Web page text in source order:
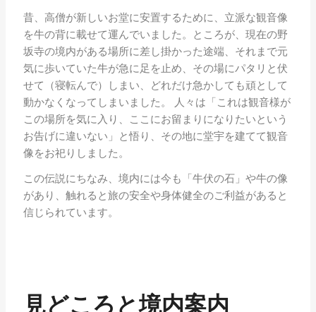
昔、高僧が新しいお堂に安置するために、立派な観音像
を牛の背に載せて運んでいました。ところが、現在の野
坂寺の境内がある場所に差し掛かった途端、それまで元
気に歩いていた牛が急に足を止め、その場にパタリと伏
せて（寝転んで）しまい、どれだけ急かしても頑として
動かなくなってしまいました。 人々は「これは観音様が
この場所を気に入り、ここにお留まりになりたいという
お告げに違いない」と悟り、その地に堂宇を建てて観音
像をお祀りしました。
この伝説にちなみ、境内には今も「牛伏の石」や牛の像
があり、触れると旅の安全や身体健全のご利益があると
信じられています。
見どころと境内案内